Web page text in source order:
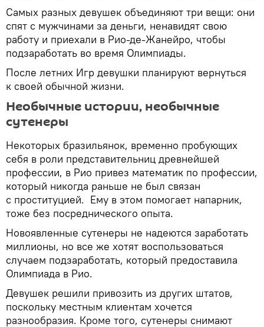
Самых разных девушек объединяют три вещи: они
спят с мужчинами за деньги, ненавидят свою
работу и приехали в Рио-де-Жанейро, чтобы
подзаработать во время Олимпиады.
После летних Игр девушки планируют вернуться
к своей обычной жизни.
Необычные истории, необычные
сутенеры
Некоторых бразильянок, временно пробующих
себя в роли представительниц древнейшей
профессии, в Рио привез математик по профессии,
который никогда раньше не был связан
с проституцией. Ему в этом помогает напарник,
тоже без посреднического опыта.
Новоявленные сутенеры не надеются заработать
миллионы, но все же хотят воспользоваться
случаем подзаработать, который предоставила
Олимпиада в Рио.
Девушек решили привозить из других штатов,
поскольку местным клиентам хочется
разнообразия. Кроме того, сутенеры снимают